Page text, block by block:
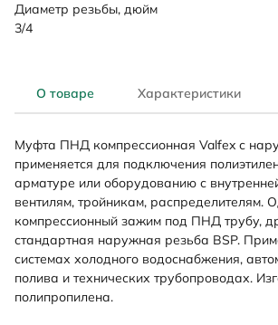
Диаметр резьбы, дюйм
3/4
О товаре Характеристики
Муфта ПНД компрессионная Valfex с
применяется для подключения
арматуре или оборудованию с
вентилям, тройникам, распределителям.
компрессионный зажим под ПНД трубу,
стандартная наружная резьба BSP.
системах холодного водоснабжения,
полива и технических трубопроводах.
полипропилена.